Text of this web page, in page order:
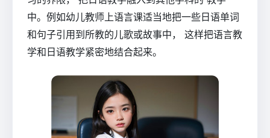
中。例如幼儿教师上语言课适当地把一些日语单词
和句子引用到所教的儿歌或故事中， 这样把语言教
学和日语教学紧密地结合起来。